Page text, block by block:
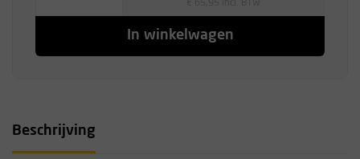
In winkelwagen
Beschrijving